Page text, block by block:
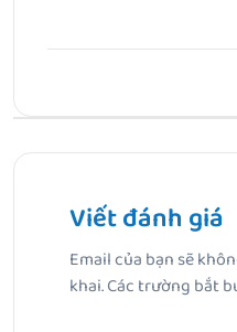
Rạn da khi mang thai có
Viêm nang lông vùng
Viết đánh giá
Email của bạn sẽ
khai.Các trường bắt